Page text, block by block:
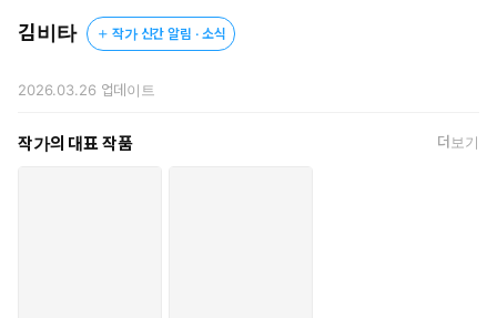
"요한 레너는 모든 걸 숨기려고 하잖아?"
까?
김비타 작가 신간 알림 · 소식
2026.03.26 업데이트
작가의 대표 작품 더보기